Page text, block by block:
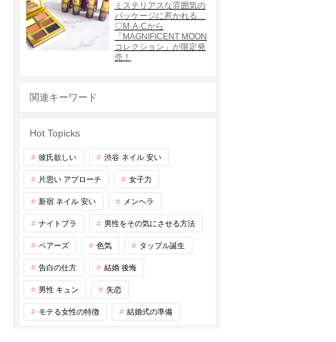
ミステリアスな雰囲気の
パッケージに惹かれる…
♡M·A·Cから
「MAGNIFICENT MOON
コレクション」が限定発
売！
関連キーワード
Hot Topicks
彼氏欲しい 渋谷 ネイル 安い
片思い アプローチ 女子力
新宿 ネイル 安い メンヘラ
ナイトブラ 男性をその気にさせる方法
ペアーズ 色気 タップル誕生
告白の仕方 結婚 後悔
男性 キュン 失恋
モテる女性の特徴 結婚式の準備